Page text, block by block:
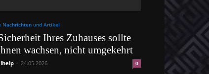
Nachrichten und Artikel
Ihres Zuhauses sollte
wachsen, nicht umgekehrt
- 24.05.2026 0